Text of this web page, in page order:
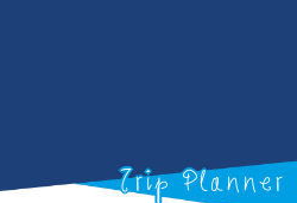
Trip Planner